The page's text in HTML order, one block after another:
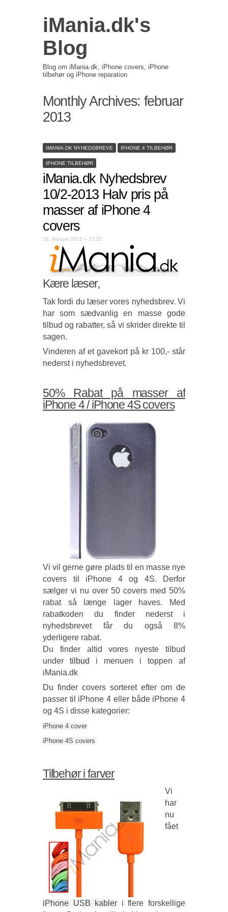
iMania.dk's
Blog
Blog om iMania.dk, iPhone covers, iPhone
tilbehør og iPhone reparation
Monthly Archives: februar
2013
IMANIA.DK NYHEDSBREVE IPHONE 4 TILBEHØR
IPHONE TILBEHØR
iMania.dk Nyhedsbrev
10/2-2013 Halv pris på
masser af iPhone 4
covers
10. februar 2013 – 17:22
Kære læser,
Tak fordi du læser vores nyhedsbrev. Vi
har som sædvanlig en masse gode
tilbud og rabatter, så vi skrider direkte til
sagen.
Vinderen af et gavekort på kr 100,- står
nederst i nyhedsbrevet.
50% Rabat på masser af
iPhone 4 / iPhone 4S covers
Vi vil gerne gøre plads til en masse nye
covers til iPhone 4 og 4S. Derfor
sælger vi nu over 50 covers med 50%
rabat så længe lager haves. Med
rabatkoden du finder nederst i
nyhedsbrevet får du også 8%
yderligere rabat.
Du finder altid vores nyeste tilbud
under tilbud
i menuen i toppen af
iMania.dk
Du finder covers sorteret efter om de
passer til iPhone 4 eller både iPhone 4
og 4S i disse kategorier:
iPhone 4 cover
iPhone 4S covers
Tilbehør i farver
Vi
har
nu
fået
iPhone USB kabler i flere forskellige